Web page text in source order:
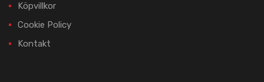
Köpvillkor
Cookie Policy
Kontakt